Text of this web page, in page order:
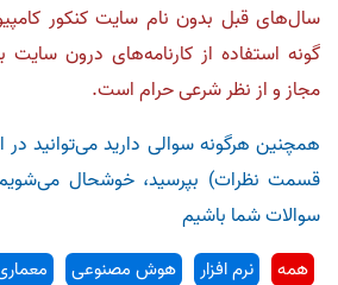
سال‌های قبل بدون نام سایت کنکور
گونه استفاده از کارنامه‌های درون سایت
مجاز و از نظر شرعی حرام است.
همچنین هرگونه سوالی دارید می‌توانید
قسمت نظرات) بپرسید، خوشحال
سوالات شما باشیم
همه نرم افزار هوش مصنوعی